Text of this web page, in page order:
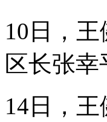
10日，
区长张幸
14日，